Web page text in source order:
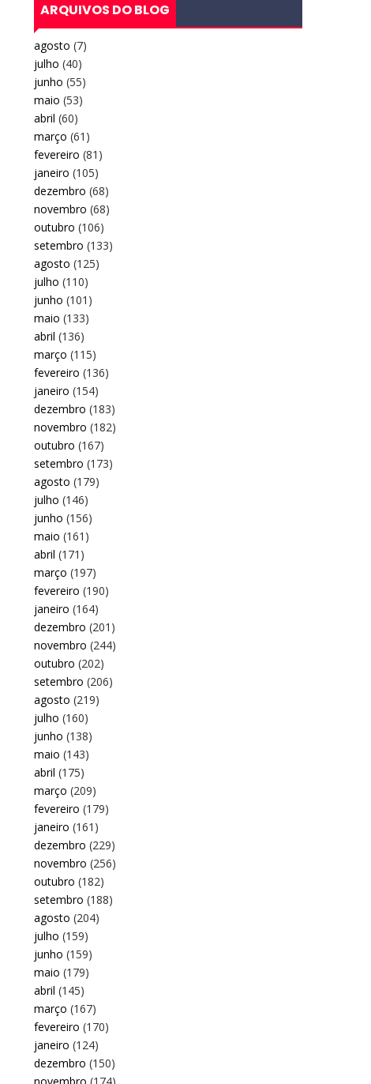
ARQUIVOS DO BLOG
agosto (7)
julho (40)
junho (55)
maio (53)
abril (60)
março (61)
fevereiro (81)
janeiro (105)
dezembro (68)
novembro (68)
outubro (106)
setembro (133)
agosto (125)
julho (110)
junho (101)
maio (133)
abril (136)
março (115)
fevereiro (136)
janeiro (154)
dezembro (183)
novembro (182)
outubro (167)
setembro (173)
agosto (179)
julho (146)
junho (156)
maio (161)
abril (171)
março (197)
fevereiro (190)
janeiro (164)
dezembro (201)
novembro (244)
outubro (202)
setembro (206)
agosto (219)
julho (160)
junho (138)
maio (143)
abril (175)
março (209)
fevereiro (179)
janeiro (161)
dezembro (229)
novembro (256)
outubro (182)
setembro (188)
agosto (204)
julho (159)
junho (159)
maio (179)
abril (145)
março (167)
fevereiro (170)
janeiro (124)
dezembro (150)
novembro (174)